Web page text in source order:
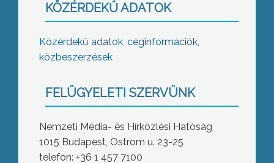
KÖZÉRDEKŰ ADATOK
Közérdekű adatok, céginformációk,
közbeszerzések
FELÜGYELETI SZERVÜNK
Nemzeti Média- és Hírközlési Hatóság
1015 Budapest, Ostrom u. 23-25
telefon: +36 1 457 7100